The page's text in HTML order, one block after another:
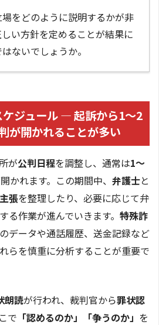
をどのように説明するかが非
い方針を定めることが結果に
ないでしょうか。
ジュール — 起訴から1〜2
が開かれることが多い
が公判日程を調整し、通常は1〜
かれます。この期間中、 弁護士と
主張を整理したり、必要に応じて弁
る作業が進んでいきます。 特殊詐
データや通話履歴、送金記録など
らを慎重に分析することが重要で
朗読が行われ、裁判官から罪状認
で 「認めるのか」「争うのか」 を